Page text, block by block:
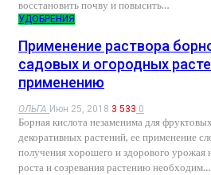
восстановить почву и повысить…
УДОБРЕНИЯ
Применение раствора
садовых и огородных
применению
ОЛЬГА Июн 25, 2018 3 533 0
Борная кислота незаменима для
декоративных растений, ее применение
получения хорошего и здорового урожая
роста и созревания растению необходим…